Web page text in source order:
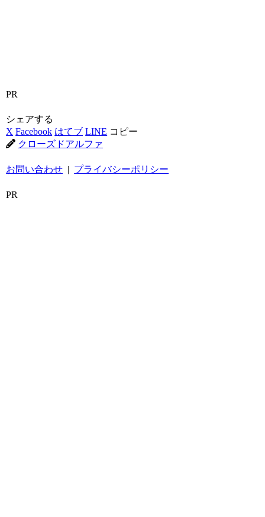
PR
シェアする
X Facebook はてブ LINE コピー
クローズドアルファ
お問い合わせ | プライバシーポリシー
PR